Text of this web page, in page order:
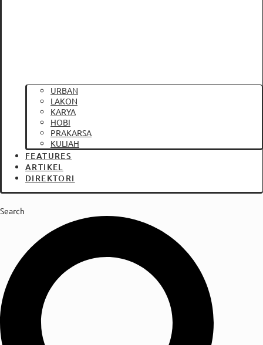
URBAN
LAKON
KARYA
HOBI
PRAKARSA
KULIAH
FEATURES
ARTIKEL
DIREKTORI
Search